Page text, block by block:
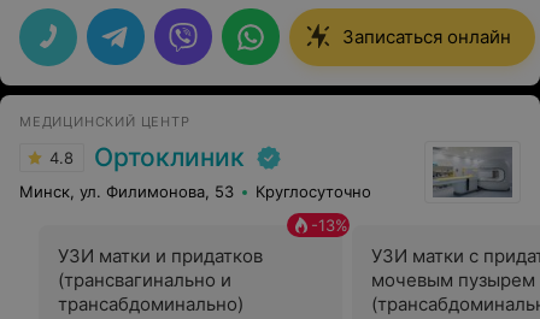
объективно рассказала. Очень ксати важно, что
история храниться и можно сравнить все результаты.
Хорошо когда медцентр давно существует. Цена также
как и везде, а качество и внимание на высшем уровне.
Записаться онлайн
МЕДИЦИНСКИЙ ЦЕНТР
4.8 Ортоклиник
Минск, ул. Филимонова, 53 Круглосуточно
УЗИ матки и придатков
(трансвагинально и
трансабдоминально)
-13%
УЗИ матки с
мочевым пузырем